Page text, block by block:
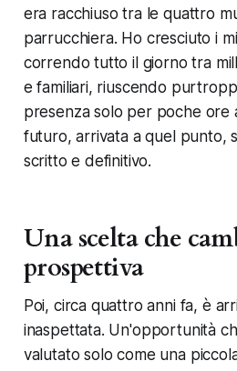
era racchiuso tra le quattro
parrucchiera. Ho cresciuto i
correndo tutto il giorno tra
e familiari, riuscendo
presenza solo per poche ore
futuro, arrivata a quel punto,
scritto e definitivo.
Una scelta che
prospettiva
Poi, circa quattro anni fa, è
inaspettata. Un'opportunità
valutato solo come una